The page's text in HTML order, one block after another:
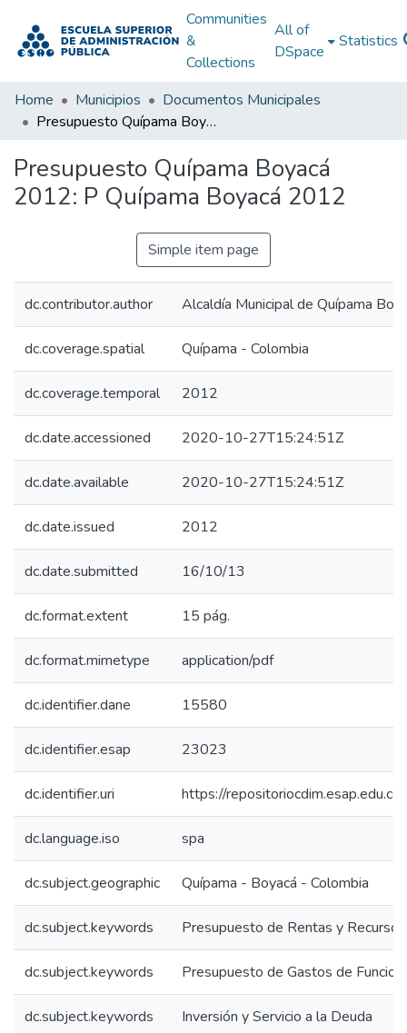
Communities
&
Collections
All of
DSpace
Statistics
Home Municipios
Documentos Municipales
Presupuesto Quípama Boyacá 2012: P Quípama Boyacá 2012
Presupuesto Quípama Boyacá
2012: P Quípama Boyacá 2012
Simple item page
dc.contributor.author Alcaldía Municipal de Quípama
dc.coverage.spatial Quípama - Colombia
dc.coverage.temporal 2012
dc.date.accessioned 2020-10-27T15:24:51Z
dc.date.available 2020-10-27T15:24:51Z
dc.date.issued 2012
dc.date.submitted 16/10/13
dc.format.extent 15 pág.
dc.format.mimetype application/pdf
dc.identifier.dane 15580
dc.identifier.esap 23023
dc.identifier.uri https://
dc.language.iso spa
dc.subject.geographic Quípama - Boyacá - Colombia
dc.subject.keywords Presupuesto de Rentas y
dc.subject.keywords Presupuesto de Gastos de
dc.subject.keywords Inversión y Servicio a la Deuda